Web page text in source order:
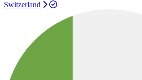
Switzerland